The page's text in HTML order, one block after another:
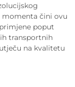
momenta čini ovu
poput
transportnih
na kvalitetu